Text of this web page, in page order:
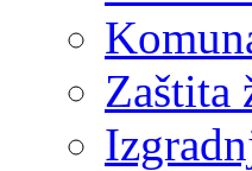
Zaštita